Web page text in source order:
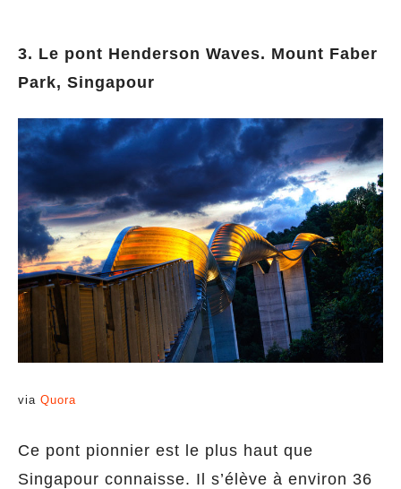
3. Le pont Henderson Waves. Mount Faber
Park, Singapour
via Quora
Ce pont pionnier est le plus haut que
Singapour connaisse. Il s’élève à environ 36